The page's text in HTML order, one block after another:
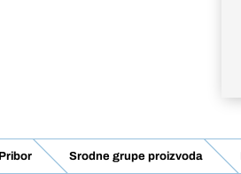
Pribor Srodne grupe proizvoda